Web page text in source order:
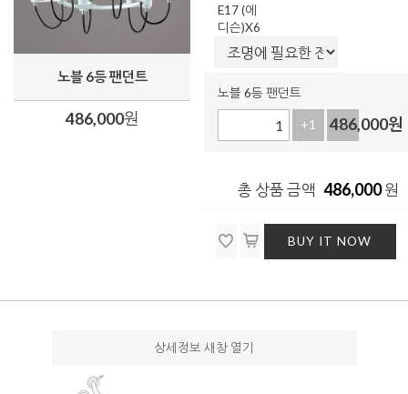
노블 6등 팬던트
486,000원
E17 (에
디슨)X6
노블 6등 팬던트
+1 -1
486,000원
총 상품 금액 486,000원
BUY IT NOW
상세정보 새창 열기